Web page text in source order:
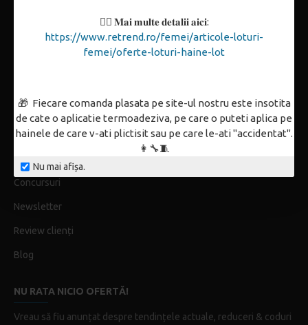
👉🏼 𝐌𝐚𝐢 𝐦𝐮𝐥𝐭𝐞 𝐝𝐞𝐭𝐚𝐥𝐢𝐢 𝐚𝐢𝐜𝐢:
https://www.retrend.ro/femei/articole-loturi-
femei/oferte-loturi-haine-lot
🎁 Fiecare comanda plasata pe site-ul nostru este insotita
de cate o aplicatie termoadeziva, pe care o puteti aplica pe
hainele de care v-ati plictisit sau pe care le-ati "accidentat".
👩‍🔧🧵
Nu mai afișa.
Tabel mărimi
ReTrend Outfit
Concursuri
Newsletter
Review clienți
Blog
NU RATA NICIO OFERTĂ!
Vreau să fiu anunțat despre tendințele actuale, reduceri & coduri